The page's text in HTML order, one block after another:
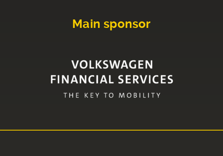
Main sponsor